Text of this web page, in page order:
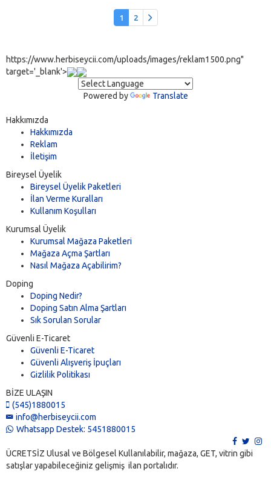
1 2
https://www.herbiseycii.com/uploads/images/reklam1500.png"
target='_blank'>
Powered by Translate
Hakkımızda
Hakkımızda
Reklam
İletişim
Bireysel Üyelik
Bireysel Üyelik Paketleri
İlan Verme Kuralları
Kullanım Koşulları
Kurumsal Üyelik
Kurumsal Mağaza Paketleri
Mağaza Açma Şartları
Nasıl Mağaza Açabilirim?
Doping
Doping Nedir?
Doping Satın Alma Şartları
Sık Sorulan Sorular
Güvenli E-Ticaret
Güvenli E-Ticaret
Güvenli Alışveriş İpuçları
Gizlilik Politikası
BİZE ULAŞIN
(545)1880015
info@herbiseycii.com
Whatsapp Destek: 5451880015
ÜCRETSİZ Ulusal ve Bölgesel Kullanılabilir, mağaza, GET, vitrin gibi
satışlar yapabileceğiniz gelişmiş ilan portalıdır.